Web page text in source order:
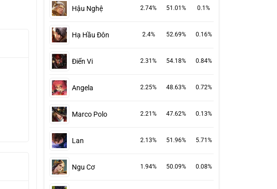
Hậu Nghệ 2.74% 51.01% 0.1%
Hạ Hầu Đôn 2.4% 52.69% 0.16%
Điển Vi 2.31% 54.18% 0.84%
Angela 2.25% 48.63% 0.72%
Marco Polo 2.21% 47.62% 0.13%
Lan 2.13% 51.96% 5.71%
Ngu Cơ 1.94% 50.09% 0.08%